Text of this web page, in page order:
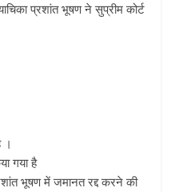
प्रशांत भूषण ने सुप्रीम कोर्ट
।
गया है
भूषण में जमानत रद्द करने की